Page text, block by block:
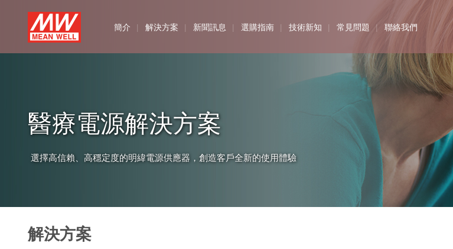
MEAN
WELL
Ltd.
簡介 解決方案 新聞訊息 選購指南 技術新知 常見問題 聯絡我們
醫療電源解決方案
選擇高信賴、高穩定度的明緯電源供應器，創造客戶全新的使用體驗
解決方案